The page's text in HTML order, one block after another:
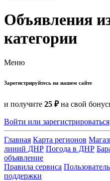
Объявления
категории
Меню
Зарегистрируйтесь на нашем сайте
и получите 25 ₽на свой
Войти или зарегистрироваться
Главная Карта регионов
линий ДНР Погода в ДНР
объявление
Правила сервиса
поддержки